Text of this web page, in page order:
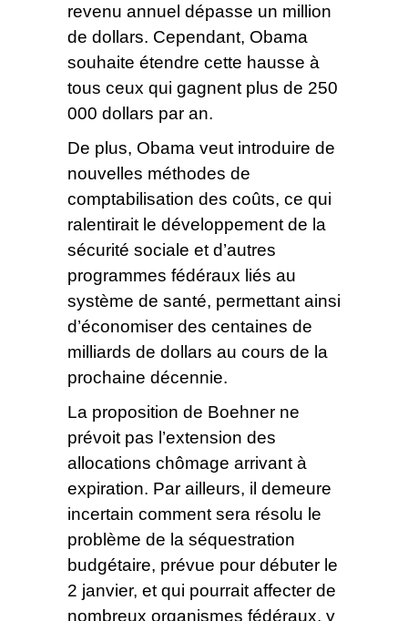
revenu annuel dépasse un million
de dollars. Cependant, Obama
souhaite étendre cette hausse à
tous ceux qui gagnent plus de 250
000 dollars par an.
De plus, Obama veut introduire de
nouvelles méthodes de
comptabilisation des coûts, ce qui
ralentirait le développement de la
sécurité sociale et d’autres
programmes fédéraux liés au
système de santé, permettant ainsi
d’économiser des centaines de
milliards de dollars au cours de la
prochaine décennie.
La proposition de Boehner ne
prévoit pas l’extension des
allocations chômage arrivant à
expiration. Par ailleurs, il demeure
incertain comment sera résolu le
problème de la séquestration
budgétaire, prévue pour débuter le
2 janvier, et qui pourrait affecter de
nombreux organismes fédéraux, y